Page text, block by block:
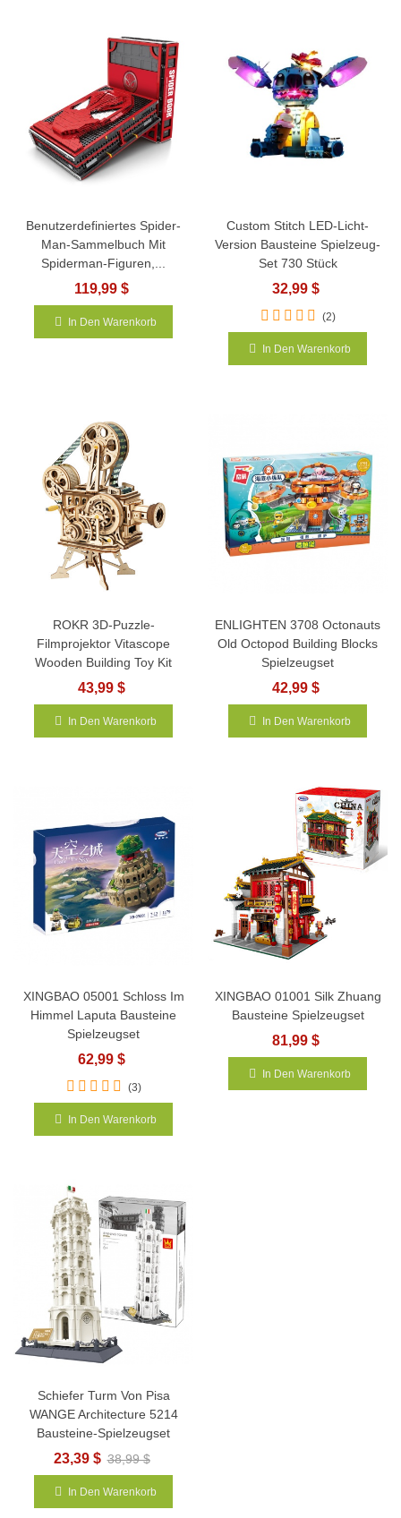
Benutzerdefiniertes Spider-
Man-Sammelbuch Mit
Spiderman-Figuren,...
119,99 $
In Den Warenkorb
Custom Stitch LED-Licht-
Version Bausteine Spielzeug-
Set 730 Stück
32,99 $
(2)
In Den Warenkorb
ROKR 3D-Puzzle-
Filmprojektor Vitascope
Wooden Building Toy Kit
43,99 $
In Den Warenkorb
ENLIGHTEN 3708 Octonauts
Old Octopod Building Blocks
Spielzeugset
42,99 $
In Den Warenkorb
XINGBAO 05001 Schloss Im
Himmel Laputa Bausteine
Spielzeugset
62,99 $
(3)
In Den Warenkorb
XINGBAO 01001 Silk Zhuang
Bausteine Spielzeugset
81,99 $
In Den Warenkorb
Schiefer Turm Von Pisa
WANGE Architecture 5214
Bausteine-Spielzeugset
23,39 $ 38,99 $
In Den Warenkorb